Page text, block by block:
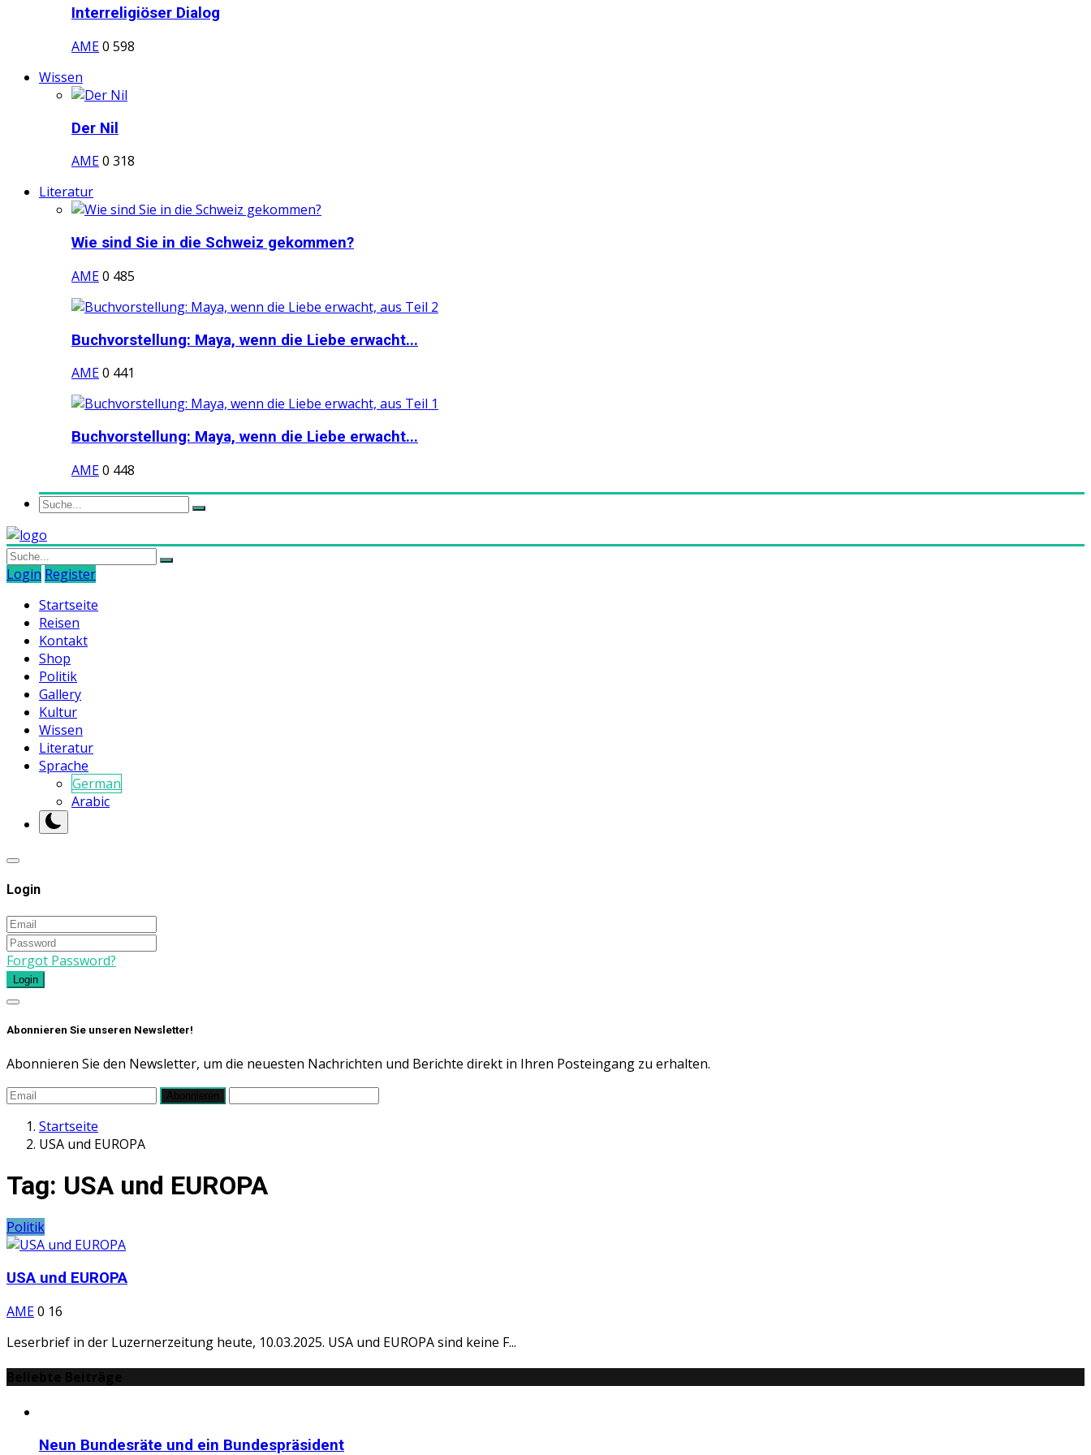
Interreligiöser Dialog
AME0 598
Wissen
Der Nil
AME0 318
Literatur
Wie sind Sie in die Schweiz gekommen?
AME0 485
Buchvorstellung: Maya, wenn die Liebe erwacht...
AME0 441
Buchvorstellung: Maya, wenn die Liebe erwacht...
AME0 448
Login Register
Startseite
Reisen
Kontakt
Shop
Politik
Gallery
Kultur
Wissen
Literatur
Sprache
German
Arabic
Login
Forgot Password?
Login
Abonnieren Sie unseren Newsletter!
Abonnieren Sie den Newsletter, um die neuesten Nachrichten und Berichte direkt in Ihren Posteingang zu erhalten.
Startseite
USA und EUROPA
Tag: USA und EUROPA
Politik
USA und EUROPA
AME0 16
Leserbrief in der Luzernerzeitung heute, 10.03.2025. USA und EUROPA sind keine F...
Neun Bundesräte und ein Bundespräsident